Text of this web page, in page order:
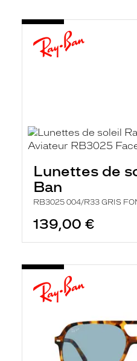
Lunettes de
Ban
RB3025 004/R33 GRIS
139,00 €